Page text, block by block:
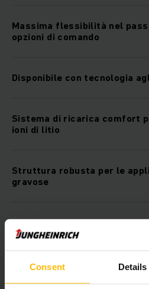
Consent Details
Massima flessibilità nel
opzioni di comando
Disponibile con tecnologia
Sistema di ricarica comfort
ioni di litio
Struttura robusta per le
gravose
Piattaforma operatore
(HP)
Display centrale per una
di visualizzazione e